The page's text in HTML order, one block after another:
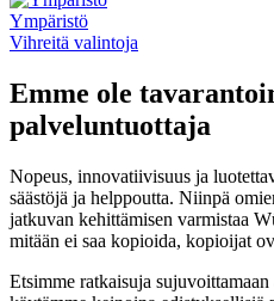
Ympäristö
Vihreitä valintoja
Emme ole
palveluntuottaja
Nopeus, innovatiivisuus ja
säästöjä ja helppoutta. Niinpä
jatkuvan kehittämisen varmistaa
mitään ei saa kopioida, kopioijat
Etsimme ratkaisuja